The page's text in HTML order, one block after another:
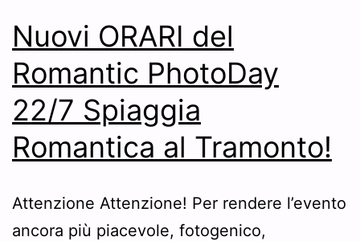
Nuovi ORARI del
Romantic PhotoDay
22/7 Spiaggia
Romantica al Tramonto!
Attenzione Attenzione! Per rendere l’evento
ancora più piacevole, fotogenico,